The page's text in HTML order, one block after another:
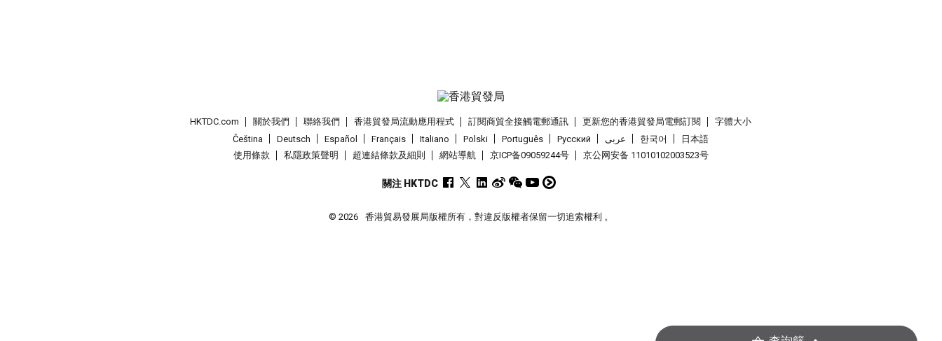
HKTDC.com 關於我們 聯絡我們 香港貿發局流動應用程式 訂閱商貿全接觸電郵通訊 更新您的香港貿發局電郵訂閱
字體大小
Čeština
Deutsch Español Français Italiano Polski Português Pусский عربى 한국어
日本語
使用條款
私隱政策聲明 超連結條款及細則 網站導航 京ICP备09059244号 京公网安备 11010102003523号
關注 HKTDC
© 2026 香港貿易發展局版權所有，對違反版權者保留一切追索權利 。